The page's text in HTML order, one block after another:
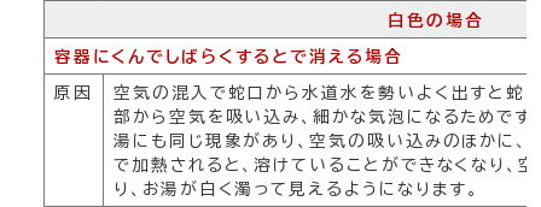
白色の場合
容器にくんでしばらくするとで消える場合
原因
空気の混入で蛇口から水道水を勢いよく出すと蛇
部から空気を吸い込み、細かな気泡になるためです
湯にも同じ現象があり、空気の吸い込みのほかに
で加熱されると、溶けていることができなくなり、
り、お湯が白く濁って見えるようになります。